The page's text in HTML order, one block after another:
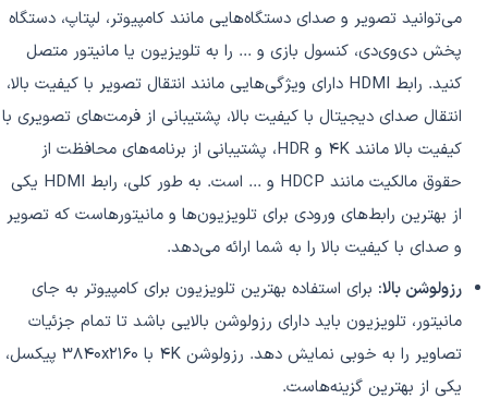
می‌توانید تصویر و صدای دستگاه‌هایی مانند کامپیوتر، لپتاپ، دستگاه
پخش دی‌وی‌دی، کنسول بازی و ... را به تلویزیون یا مانیتور متصل
کنید. رابط HDMI دارای ویژگی‌هایی مانند انتقال تصویر با کیفیت بالا،
انتقال صدای دیجیتال با کیفیت بالا، پشتیبانی از فرمت‌های تصویری با
کیفیت بالا مانند 4K و HDR، پشتیبانی از برنامه‌های محافظت از
حقوق مالکیت مانند HDCP و ... است. به طور کلی، رابط HDMI یکی
از بهترین رابط‌های ورودی برای تلویزیون‌ها و مانیتورهاست که تصویر
و صدای با کیفیت بالا را به شما ارائه می‌دهد.
رزولوشن بالا: برای استفاده بهترین تلویزیون برای کامپیوتر به جای
مانیتور، تلویزیون باید دارای رزولوشن بالایی باشد تا تمام جزئیات
تصاویر را به خوبی نمایش دهد. رزولوشن 4K با 3840x2160 پیکسل،
یکی از بهترین گزینه‌هاست.